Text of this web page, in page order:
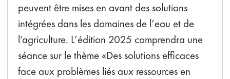
peuvent être mises en avant des solutions
intégrées dans les domaines de l’eau et de
l’agriculture. L’édition 2025 comprendra une
séance sur le thème «Des solutions efficaces
face aux problèmes liés aux ressources en